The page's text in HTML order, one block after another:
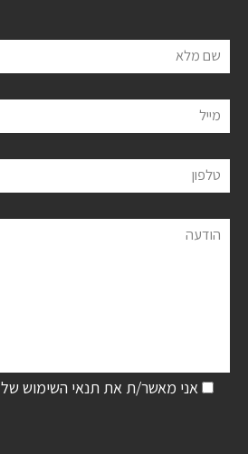
שם מלא
מייל
טלפון
הודעה
אני מאשר/ת את תנאי השימוש של